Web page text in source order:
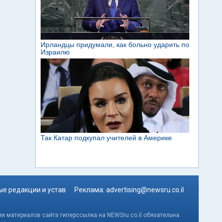
редакции и устав Реклама: advertising@newsru.co.il
сайта гиперссылка на NEWSru.co.il обязательна.